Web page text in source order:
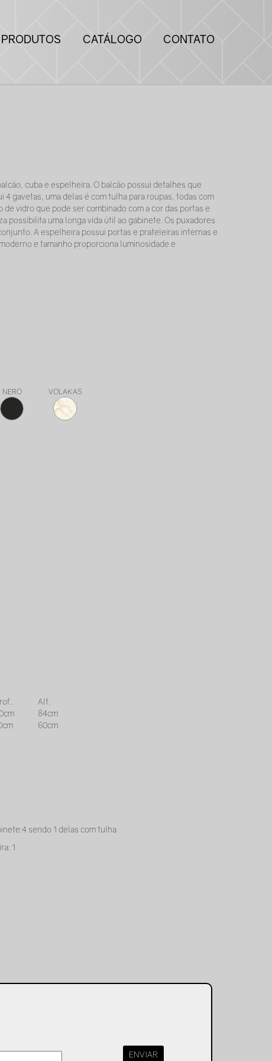
PRODUTOS CATÁLOGO CONTATO
cuba e espelheira. O balcão possui detalhes que
4 gavetas, uma delas é com tulha para roupas, todas com
vidro que pode ser combinado com a cor das portas e
possibilita uma longa vida útil ao gabinete. Os puxadores
A espelheira possui portas e prateleiras internas e
e tamanho proporciona luminosidade e
NERO VOLAKAS
Alt.
84cm
60cm
sendo 1 delas com tulha
1